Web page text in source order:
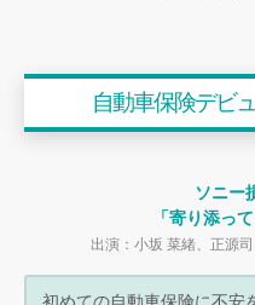
自動車保険デビ
ソニー
「寄り添っ
出演：小坂 菜緒、正源